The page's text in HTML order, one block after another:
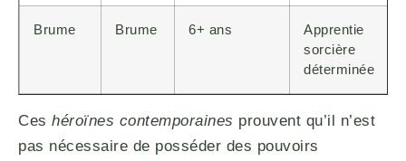
Brume Brume 6+ ans
Apprentie
sorcière
déterminée
Ces héroïnes contemporaines prouvent qu’il n’est
pas nécessaire de posséder des pouvoirs